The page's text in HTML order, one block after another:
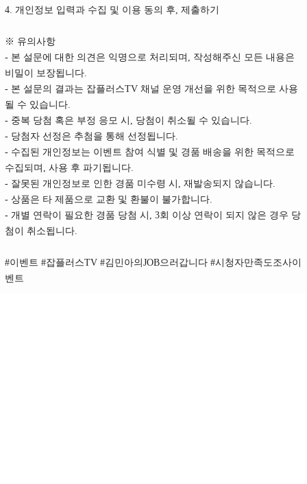
4. 개인정보 입력과 수집 및 이용 동의 후, 제출하기
※ 유의사항
- 본 설문에 대한 의견은 익명으로 처리되며, 작성해주신 모든 내용은
비밀이 보장됩니다.
- 본 설문의 결과는 잡플러스TV 채널 운영 개선을 위한 목적으로 사용
될 수 있습니다.
- 중복 당첨 혹은 부정 응모 시, 당첨이 취소될 수 있습니다.
- 당첨자 선정은 추첨을 통해 선정됩니다.
- 수집된 개인정보는 이벤트 참여 식별 및 경품 배송을 위한 목적으로
수집되며, 사용 후 파기됩니다.
- 잘못된 개인정보로 인한 경품 미수령 시, 재발송되지 않습니다.
- 상품은 타 제품으로 교환 및 환불이 불가합니다.
- 개별 연락이 필요한 경품 당첨 시, 3회 이상 연락이 되지 않은 경우 당
첨이 취소됩니다.
#이벤트 #잡플러스TV #김민아의JOB으러갑니다 #시청자만족도조사이
벤트